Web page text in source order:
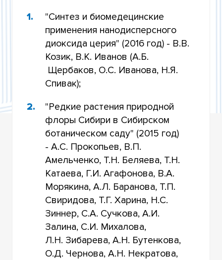
"Синтез и биомедецинские
применения нанодисперсного
диоксида церия" (2016 год) - В.В.
Козик, В.К. Иванов (А.Б.
Щербаков, О.С. Иванова, Н.Я.
Спивак);
"Редкие растения природной
флоры Сибири в Сибирском
ботаническом саду" (2015 год)
- А.С. Прокопьев, В.П.
Амельченко, Т.Н. Беляева, Т.Н.
Катаева, Г.И. Агафонова, В.А.
Морякина, А.Л. Баранова, Т.П.
Свиридова, Т.Г. Харина, Н.С.
Зиннер, С.А. Сучкова, А.И.
Залина, С.И. Михалова,
Л.Н. Зибарева, А.Н. Бутенкова,
О.Д. Чернова, А.Н. Некратова,